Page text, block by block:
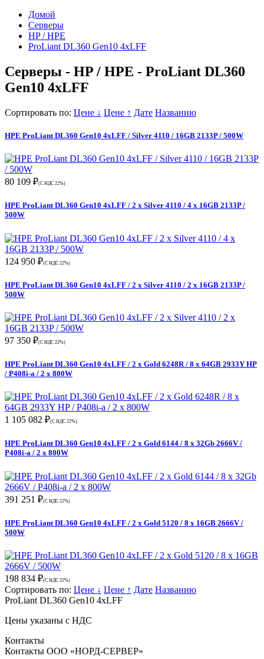
Домой
Серверы
HP / HPE
ProLiant DL360 Gen10 4xLFF
Серверы - HP / HPE - ProLiant DL360
Gen10 4xLFF
Сортировать по: Цене ↓ Цене ↑ Дате Названию
HPE ProLiant DL360 Gen10 4xLFF / Silver 4110 / 16GB 2133P / 500W
80 109 ₽(С НДС 22%)
HPE ProLiant DL360 Gen10 4xLFF / 2 x Silver 4110 / 4 x 16GB 2133P /
500W
124 950 ₽(С НДС 22%)
HPE ProLiant DL360 Gen10 4xLFF / 2 x Silver 4110 / 2 x 16GB 2133P /
500W
97 350 ₽(С НДС 22%)
HPE ProLiant DL360 Gen10 4xLFF / 2 x Gold 6248R / 8 x 64GB 2933Y HP
/ P408i-a / 2 x 800W
1 105 082 ₽(С НДС 22%)
HPE ProLiant DL360 Gen10 4xLFF / 2 x Gold 6144 / 8 x 32Gb 2666V /
P408i-a / 2 x 800W
391 251 ₽(С НДС 22%)
HPE ProLiant DL360 Gen10 4xLFF / 2 x Gold 5120 / 8 x 16GB 2666V /
500W
198 834 ₽(С НДС 22%)
Сортировать по: Цене ↓ Цене ↑ Дате Названию
ProLiant DL360 Gen10 4xLFF
Цены указаны с НДС
Контакты
Контакты ООО «НОРД-СЕРВЕР»